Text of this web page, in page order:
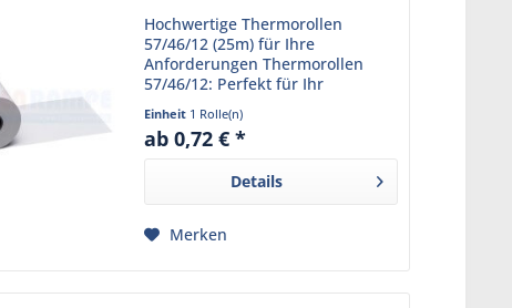
Hochwertige Thermorollen
57/46/12 (25m) für Ihre
Anforderungen Thermorollen
57/46/12: Perfekt für Ihr
Ladengeschäft Die Thermorollen
57/25m/12 eignen sich perfekt
für ein Ladengeschäft. Mit einer
Einheit 1 Rolle(n)
ab 0,72 € *
Details
Merken